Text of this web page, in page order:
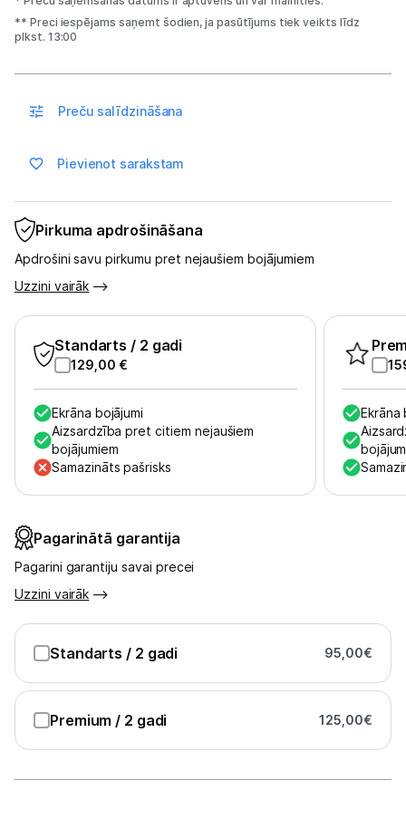
Datu nesēji
Biroja piederumi
Telefoni un aksesuāri
Planšetdatori un aksesuāri
Austiņas
Bezvadu skaļruņi
Stacionārie un bezvadu telefoni
Viedierīces
Sadzīves tehnika
Skaistumkopšana
Sports un atpūta
Ražotāju atjaunota tehnika
Vēlmju saraksts
Blogs
** Preci iespējams saņemt šodien, ja pasūtījums tiek veikts līdz
plkst. 13:00
Preču salīdzināšana
Pievienot sarakstam
Pirkuma apdrošināšana
Apdrošini savu pirkumu pret nejaušiem bojājumiem
Uzzini vairāk
Standarts / 2 gadi
129,00 €
Ekrāna bojājumi
Aizsardzība pret citiem nejaušiem
bojājumiem
Samazināts pašrisks
Ekrāna
Pagarinātā garantija
Pagarini garantiju savai precei
Uzzini vairāk
Standarts / 2 gadi 95,00€
Premium / 2 gadi 125,00€